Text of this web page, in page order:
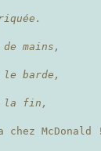
mains,
barde,
la fin,
chez